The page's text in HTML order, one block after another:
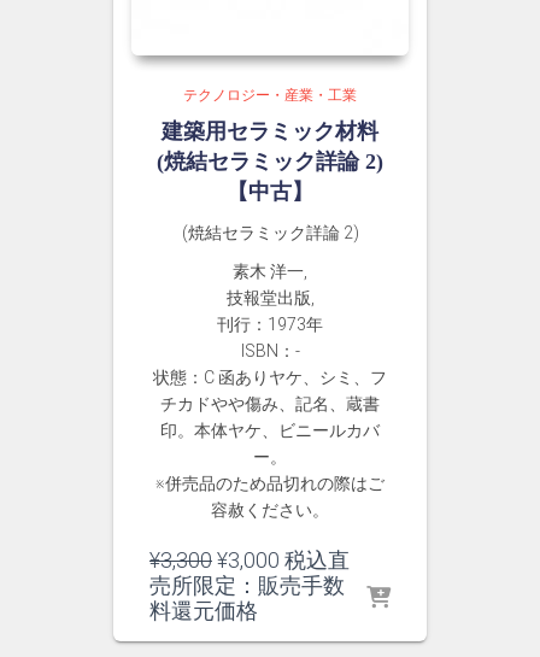
テクノロジー・産業・工業
建築用セラミック材料
(焼結セラミック詳論 2)
【中古】
(焼結セラミック詳論 2)
素木 洋一,
技報堂出版,
刊行：1973年
ISBN：-
状態：C 函ありヤケ、シミ、フ
チカドやや傷み、記名、蔵書
印。本体ヤケ、ビニールカバ
ー。
※併売品のため品切れの際はご
容赦ください。
¥3,300元
の
価
¥3,000 現
在
税込直
売所限定：販売手数
料還元価格